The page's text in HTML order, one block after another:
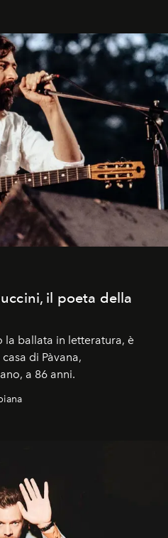
che abbiamo.
il poeta della
la ballata in letteratura, è
di Pàvana,
a 86 anni.